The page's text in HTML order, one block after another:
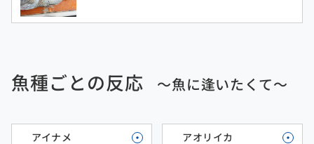
魚種ごとの反応 ～魚に逢いたくて～
アイナメ アオリイカ